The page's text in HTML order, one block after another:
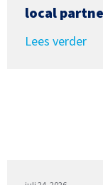
local
Lees verder